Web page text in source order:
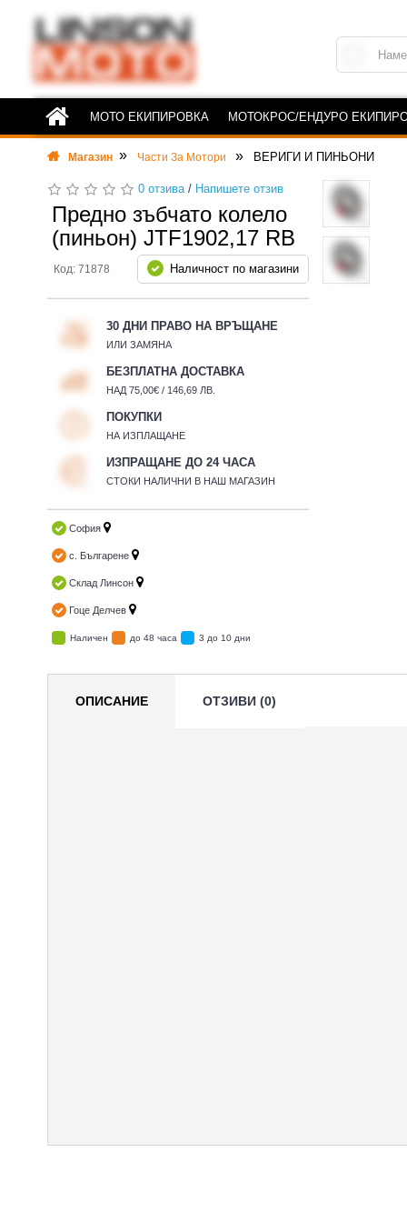
МОТО ЕКИПИРОВКА МОТОКРОС/ЕНДУРО
Магазин Части За Мотори ВЕРИГИ И ПИНЬОНИ
0 отзива/ Напишете отзив
Предно зъбчато колело
(пиньон) JTF1902,17 RB
Код: 71878 Наличност по магазини
30 ДНИ ПРАВО НА ВРЪЩАНЕ
ИЛИ ЗАМЯНА
БЕЗПЛАТНА ДОСТАВКА
НАД 75,00€ / 146,69 ЛВ.
ПОКУПКИ
НА ИЗПЛАЩАНЕ
ИЗПРАЩАНЕ ДО 24 ЧАСА
СТОКИ НАЛИЧНИ В НАШ МАГАЗИН
София
с. Българене
Склад Линсон
Гоце Делчев
Наличен до 48 часа 3 до 10 дни
ОПИСАНИЕ ОТЗИВИ (0)